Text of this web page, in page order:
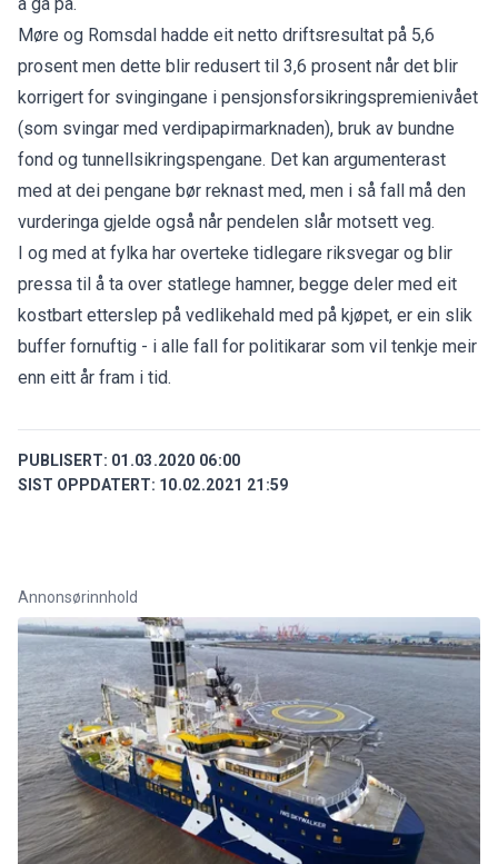
Møre og Romsdal hadde eit netto driftsresultat på 5,6
prosent men dette blir redusert til 3,6 prosent når det blir
korrigert for svingingane i pensjonsforsikringspremienivået
(som svingar med verdipapirmarknaden), bruk av bundne
fond og tunnellsikringspengane. Det kan argumenterast
med at dei pengane bør reknast med, men i så fall må den
vurderinga gjelde også når pendelen slår motsett veg.
I og med at fylka har overteke tidlegare riksvegar og blir
pressa til å ta over statlege hamner, begge deler med eit
kostbart etterslep på vedlikehald med på kjøpet, er ein slik
buffer fornuftig - i alle fall for politikarar som vil tenkje meir
enn eitt år fram i tid.
PUBLISERT: 01.03.2020 06:00
SIST OPPDATERT: 10.02.2021 21:59
Annonsørinnhold